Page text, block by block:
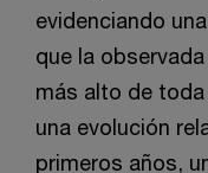
evidenciando
que la
más alto de
una evolución
primeros años,